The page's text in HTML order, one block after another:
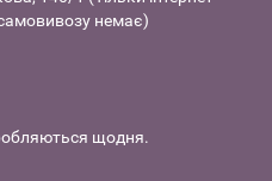
немає)
щодня.